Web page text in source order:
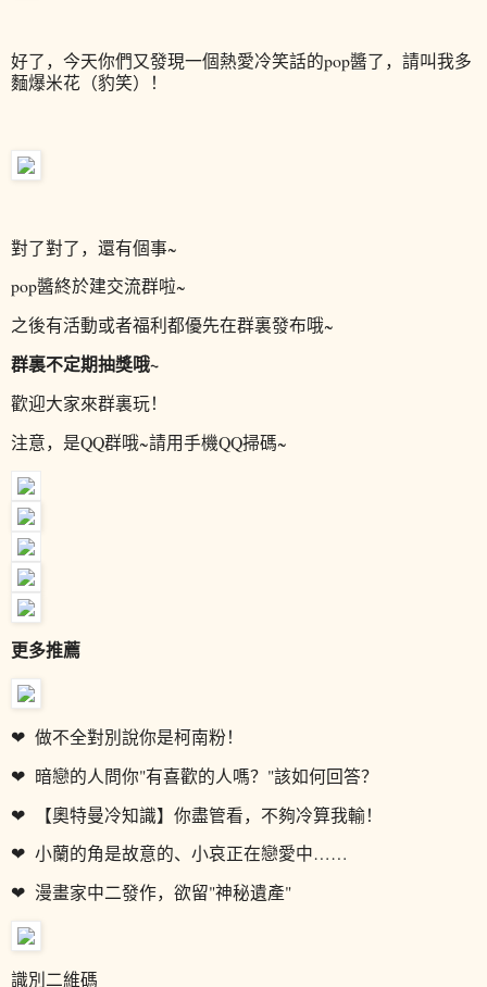
好了，今天你們又發現一個熱愛冷笑話的pop醬了，請叫我多
麵爆米花（豹笑）！
對了對了，還有個事~
pop醬終於建交流群啦~
之後有活動或者福利都優先在群裏發布哦~
群裏不定期抽獎哦~
歡迎大家來群裏玩！
注意，是QQ群哦~請用手機QQ掃碼~
更多推薦
❤ 做不全對別說你是柯南粉！
❤ 暗戀的人問你"有喜歡的人嗎？"該如何回答？
❤
【奧特曼冷知識】你盡管看，不夠冷算我輸！
❤ 小蘭的角是故意的、小哀正在戀愛中……
❤ 漫畫家中二發作，欲留"神秘遺產"
識別二維碼